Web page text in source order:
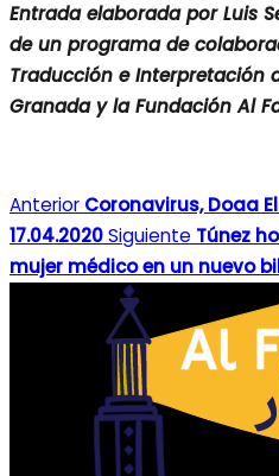
Entrada elaborada por Luis
de un programa de
Traducción e Interpretación
Granada y la Fundación Al
Anterior Coronavirus, Doaa
17.04.2020Siguiente Túnez
mujer médico en un nuevo